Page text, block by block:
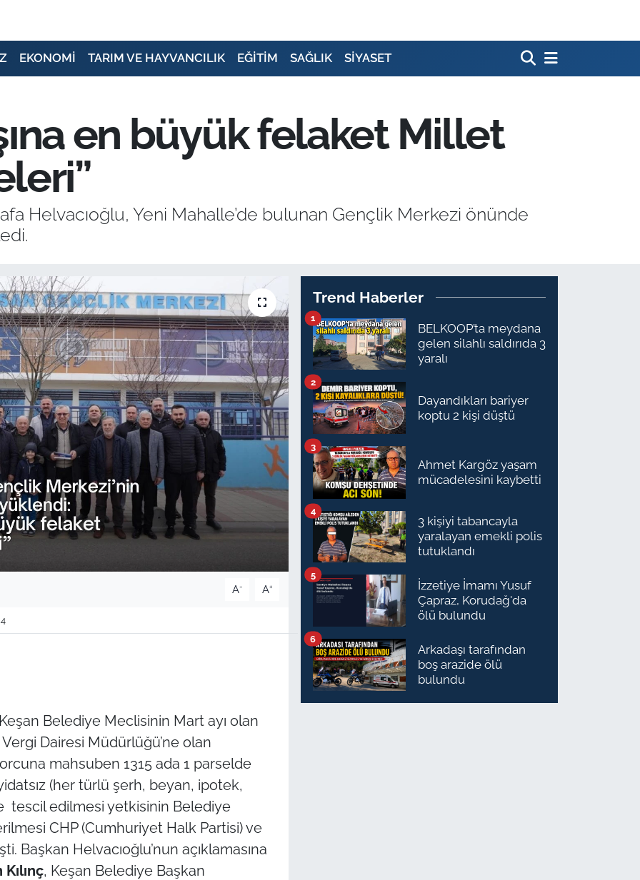
EKONOMİ TARIM VE HAYVANCILIK EĞİTİM SAĞLIK SİYASET
en büyük felaket Millet
Helvacıoğlu, Yeni Mahalle’de bulunan Gençlik Merkezi önünde
A- A+
Belediye Meclisinin Mart ayı olan
Dairesi Müdürlüğü’ne olan
mahsuben 1315 ada 1 parselde
(her türlü şerh, beyan, ipotek,
tescil edilmesi yetkisinin Belediye
CHP (Cumhuriyet Halk Partisi) ve
Başkan Helvacıoğlu’nun açıklamasına
, Keşan Belediye Başkan
Trend Haberler
BELKOOP’ta meydana
gelen silahlı saldırıda 3
yaralı
1
Dayandıkları bariyer
koptu 2 kişi düştü
2
Ahmet Kargöz yaşam
mücadelesini kaybetti
3
3 kişiyi tabancayla
yaralayan emekli polis
tutuklandı
4
İzzetiye İmamı Yusuf
Çapraz, Korudağ'da
ölü bulundu
5
Arkadaşı tarafından
boş arazide ölü
bulundu
6